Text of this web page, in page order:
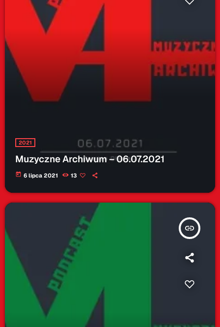
2021
Muzyczne Archiwum – 06.07.2021
today 6 lipca 2021 13
insert_link